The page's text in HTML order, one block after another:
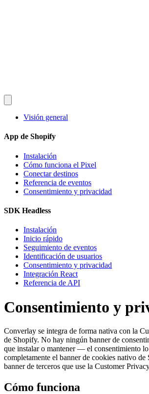
Visión general
App de Shopify
Instalación
Cómo funciona el Pixel
Conectar destinos
Referencia de eventos
Consentimiento y privacidad
SDK Headless
Instalación
Inicio rápido
Seguimiento de eventos
Identificación de usuarios
Consentimiento y privacidad
Integración React
Referencia de API
Consentimiento y
Converlay se integra de forma nativa con la
de Shopify. No hay ningún banner de
que instalar o mantener — el consentimiento lo
completamente el banner de cookies nativo
banner de terceros que use la Customer
Cómo funciona